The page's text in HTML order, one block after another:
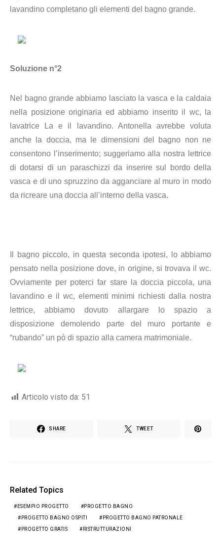
lavandino completano gli elementi del bagno grande.
Soluzione n°2
Nel bagno grande abbiamo lasciato la vasca e la caldaia
nella posizione originaria ed abbiamo inserito il wc, la
lavatrice La e il lavandino. Antonella avrebbe voluta
anche la doccia, ma le dimensioni del bagno non ne
consentono l’inserimento; suggeriamo alla nostra lettrice
di dotarsi di un paraschizzi da inserire sul bordo della
vasca e di uno spruzzino da agganciare al muro in modo
da ricreare una doccia all’interno della vasca.
Il bagno piccolo, in questa seconda ipotesi, lo abbiamo
pensato nella posizione dove, in origine, si trovava il wc.
Ovviamente per poterci far stare la doccia piccola, una
lavandino e il wc, elementi minimi richiesti dalla nostra
lettrice, abbiamo dovuto allargare lo spazio a
disposizione demolendo parte del muro portante e
“rubando” un pò di spazio alla camera matrimoniale.
Articolo visto da: 51
SHARE TWEET
Related Topics
ESEMPIO PROGETTO PROGETTO BAGNO
PROGETTO BAGNO OSPITI PROGETTO BAGNO PATRONALE
PROGETTO GRATIS RISTRUTTURAZIONI